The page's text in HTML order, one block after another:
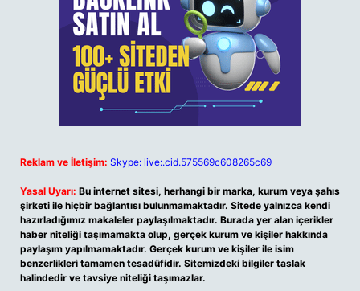
Reklam ve İletişim: Skype: live:.cid.575569c608265c69
Yasal Uyarı: Bu internet sitesi, herhangi bir marka, kurum veya şahıs
şirketi ile hiçbir bağlantısı bulunmamaktadır. Sitede yalnızca kendi
hazırladığımız makaleler paylaşılmaktadır. Burada yer alan içerikler
haber niteliği taşımamakta olup, gerçek kurum ve kişiler hakkında
paylaşım yapılmamaktadır. Gerçek kurum ve kişiler ile isim
benzerlikleri tamamen tesadüfidir. Sitemizdeki bilgiler taslak
halindedir ve tavsiye niteliği taşımazlar.